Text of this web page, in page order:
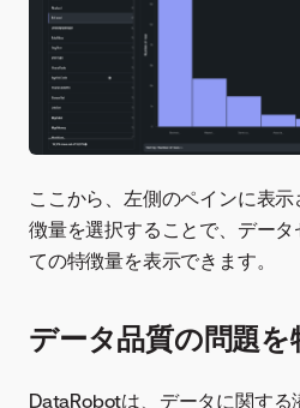
ここから、左側のペインに表
徴量を選択することで、デー
ての特徴量を表示できます。
データ品質の問題を
DataRobotは、データに関する